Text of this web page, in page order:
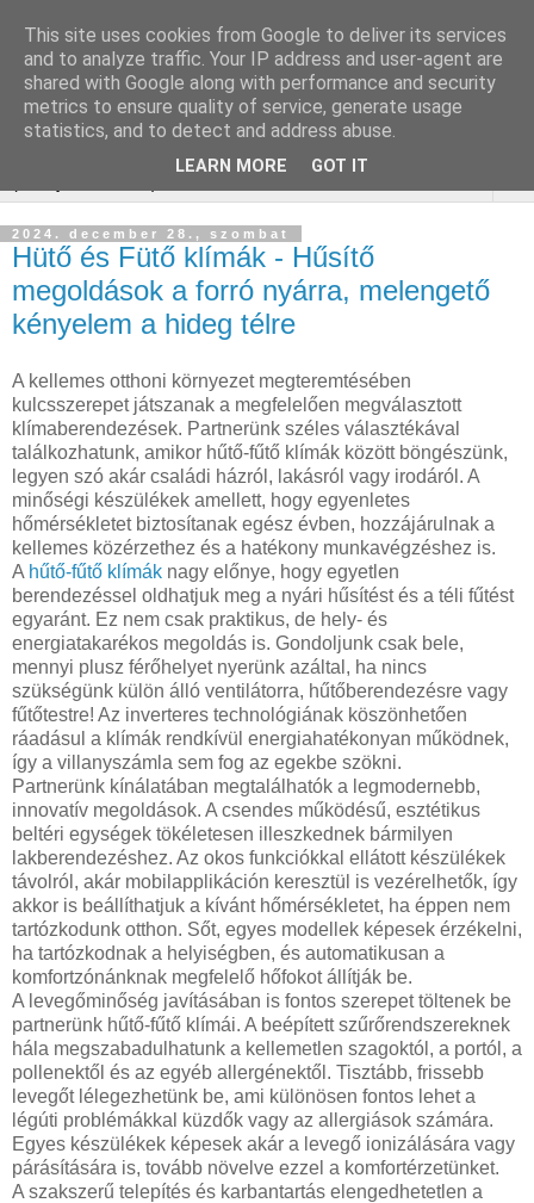
Online Marketing Komplex
Web+
2024. december 28., szombat
Hütő és Fütő klímák - Hűsítő
megoldások a forró nyárra, melengető
kényelem a hideg télre
A kellemes otthoni környezet megteremtésében
kulcsszerepet játszanak a megfelelően megválasztott
klímaberendezések. Partnerünk széles választékával
találkozhatunk, amikor hűtő-fűtő klímák között böngészünk,
legyen szó akár családi házról, lakásról vagy irodáról. A
minőségi készülékek amellett, hogy egyenletes
hőmérsékletet biztosítanak egész évben, hozzájárulnak a
kellemes közérzethez és a hatékony munkavégzéshez is.
A hűtő-fűtő klímák nagy előnye, hogy egyetlen
berendezéssel oldhatjuk meg a nyári hűsítést és a téli fűtést
egyaránt. Ez nem csak praktikus, de hely- és
energiatakarékos megoldás is. Gondoljunk csak bele,
mennyi plusz férőhelyet nyerünk azáltal, ha nincs
szükségünk külön álló ventilátorra, hűtőberendezésre vagy
fűtőtestre! Az inverteres technológiának köszönhetően
ráadásul a klímák rendkívül energiahatékonyan működnek,
így a villanyszámla sem fog az egekbe szökni.
Partnerünk kínálatában megtalálhatók a legmodernebb,
innovatív megoldások. A csendes működésű, esztétikus
beltéri egységek tökéletesen illeszkednek bármilyen
lakberendezéshez. Az okos funkciókkal ellátott készülékek
távolról, akár mobilapplikáción keresztül is vezérelhetők, így
akkor is beállíthatjuk a kívánt hőmérsékletet, ha éppen nem
tartózkodunk otthon. Sőt, egyes modellek képesek érzékelni,
ha tartózkodnak a helyiségben, és automatikusan a
komfortzónánknak megfelelő hőfokot állítják be.
A levegőminőség javításában is fontos szerepet töltenek be
partnerünk hűtő-fűtő klímái. A beépített szűrőrendszereknek
hála megszabadulhatunk a kellemetlen szagoktól, a portól, a
pollenektől és az egyéb allergénektől. Tisztább, frissebb
levegőt lélegezhetünk be, ami különösen fontos lehet a
légúti problémákkal küzdők vagy az allergiások számára.
Egyes készülékek képesek akár a levegő ionizálására vagy
párásítására is, tovább növelve ezzel a komfortérzetünket.
A szakszerű telepítés és karbantartás elengedhetetlen a
This site uses cookies from Google to deliver its services
and to analyze traffic. Your IP address and user-agent are
shared with Google along with performance and security
metrics to ensure quality of service, generate usage
statistics, and to detect and address abuse.
LEARN MORE GOT IT